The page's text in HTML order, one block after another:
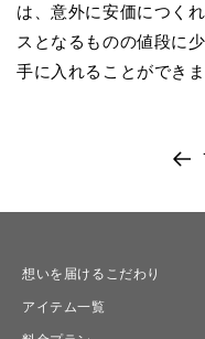
は、意外に安価につく
スとなるものの値段に
手に入れることができま
想いを届けるこだわり
アイテム一覧